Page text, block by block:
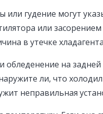
гудение могут
или
в утечке
обледенение на
ли, что
неправильная